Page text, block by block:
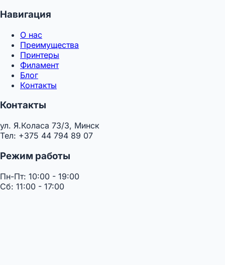
Навигация
О нас
Преимущества
Принтеры
Филамент
Блог
Контакты
Контакты
ул. Я.Коласа 73/3, Минск
Тел: +375 44 794 89 07
Режим работы
Пн-Пт: 10:00 - 19:00
Сб: 11:00 - 17:00